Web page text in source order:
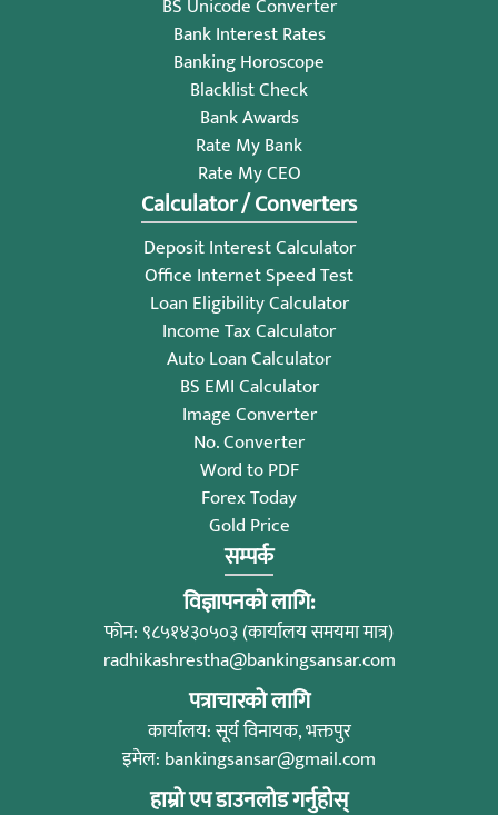
Bank Interest Rates
Banking Horoscope
Blacklist Check
Bank Awards
Rate My Bank
Rate My CEO
Calculator / Converters
Deposit Interest Calculator
Office Internet Speed Test
Loan Eligibility Calculator
Income Tax Calculator
Auto Loan Calculator
BS EMI Calculator
Image Converter
No. Converter
Word to PDF
Forex Today
Gold Price
सम्पर्क
विज्ञापनको लागि:
फोन: ९८५१४३०५०३ (कार्यालय समयमा मात्र)
radhikashrestha@bankingsansar.com
पत्राचारको लागि
कार्यालय: सूर्य विनायक, भक्तपुर
इमेल: bankingsansar@gmail.com
हाम्रो एप डाउनलोड गर्नुहोस्